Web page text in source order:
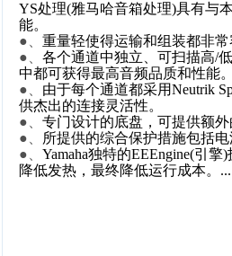
YS处理(雅马哈音箱处理)具有与
能。
●、 重量轻使得运输和组装都非常
●、 各个通道中独立、可扫描高/
中都可获得最高音频品质和性能。
●、 由于每个通道都采用Neutrik
供杰出的连接灵活性。
●、 专门设计的底盘，可提供额外
●、
所提供的综合保护措施包括
●、 Yamaha独特的EEEngine(引
降低发热，最终降低运行成本。...